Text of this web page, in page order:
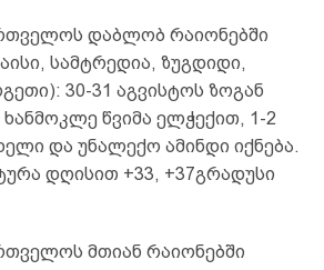
დაბლობ რაიონებში
სამტრედია, ზუგდიდი,
30-31 აგვისტოს ზოგან
წვიმა ელჭექით, 1-2
და უნალექო ამინდი იქნება.
დღისით +33, +37გრადუსი
მთიან რაიონებში